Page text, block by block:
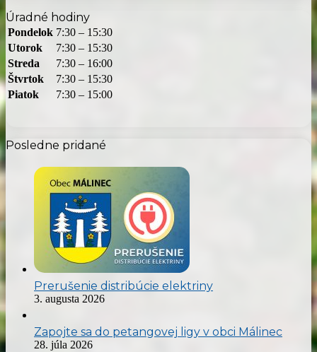
Úradné hodiny
Pondelok 7:30 – 15:30
Utorok
7:30 – 15:30
Streda
7:30 – 16:00
Štvrtok
7:30 – 15:30
Piatok
7:30 – 15:00
Posledne pridané
Prerušenie distribúcie elektriny
3. augusta 2026
Zapojte sa do petangovej ligy v obci Málinec
28. júla 2026